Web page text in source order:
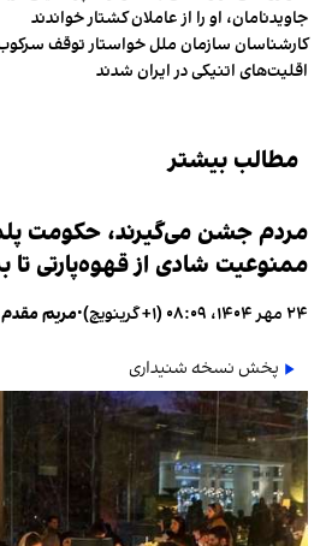
جاویدنامان، او را از عاملان کشتار خواندند
کارشناسان سازمان ملل خواستار توقف
اقلیت‌های اتنیکی در ایران شدند
مطالب بیشتر
مردم جشن می‌گیرند، حکومت
ممنوعیت شادی از قهوه‌پارتی تا
۲۴ مهر ۱۴۰۴، ۰۸:۰۹ (‎+۱ گرینویچ) •مریم مقدم
پخش نسخه شنیداری